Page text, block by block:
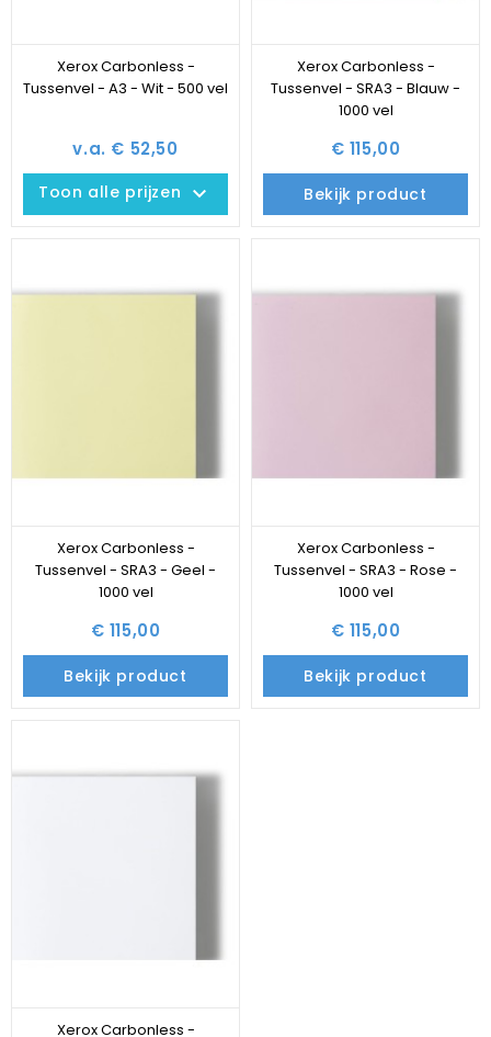
Xerox Carbonless -
Tussenvel - A3 - Wit - 500 vel
v.a. € 52,50
Toon alle prijzen keyboard_arrow_down
Xerox Carbonless -
Tussenvel - SRA3 - Blauw -
1000 vel
€ 115,00
Bekijk product
Xerox Carbonless -
Tussenvel - SRA3 - Geel -
1000 vel
€ 115,00
Bekijk product
Xerox Carbonless -
Tussenvel - SRA3 - Rose -
1000 vel
€ 115,00
Bekijk product
Xerox Carbonless -